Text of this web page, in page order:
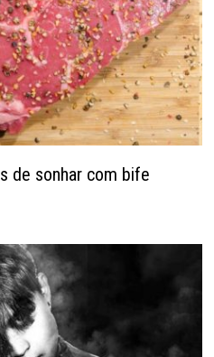
de sonhar com bife